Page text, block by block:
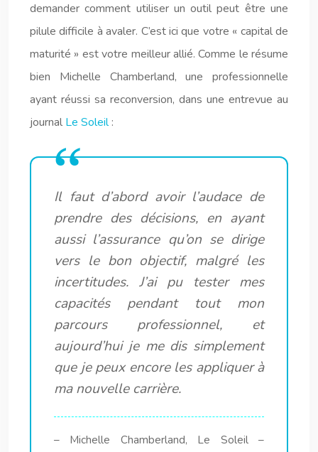
demander comment utiliser un outil peut être une
pilule difficile à avaler. C’est ici que votre « capital de
maturité » est votre meilleur allié. Comme le résume
bien Michelle Chamberland, une professionnelle
ayant réussi sa reconversion, dans une entrevue au
journal Le Soleil:
Il faut d’abord avoir l’audace de
prendre des décisions, en ayant
aussi l’assurance qu’on se dirige
vers le bon objectif, malgré les
incertitudes. J’ai pu tester mes
capacités pendant tout mon
parcours professionnel, et
aujourd’hui je me dis simplement
que je peux encore les appliquer à
ma nouvelle carrière.
– Michelle Chamberland, Le Soleil –